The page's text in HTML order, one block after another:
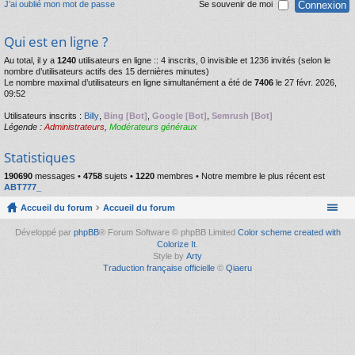
J’ai oublié mon mot de passe Se souvenir de moi
Qui est en ligne ?
Au total, il y a 1240 utilisateurs en ligne :: 4 inscrits, 0 invisible et 1236 invités (selon le
nombre d’utilisateurs actifs des 15 dernières minutes)
Le nombre maximal d’utilisateurs en ligne simultanément a été de 7406 le 27 févr. 2026,
09:52
Utilisateurs inscrits : Billy Bing [Bot] Google [Bot] Semrush [Bot]
Légende : Administrateurs Modérateurs généraux
Statistiques
190690 messages • 4758 sujets • 1220 membres • Notre membre le plus récent est
ABT777_
Accueil du forum Accueil du forum
Développé par phpBB® Forum Software © phpBB Limited Color scheme created with
Colorize It.
Style by Arty
Traduction française officielle © Qiaeru